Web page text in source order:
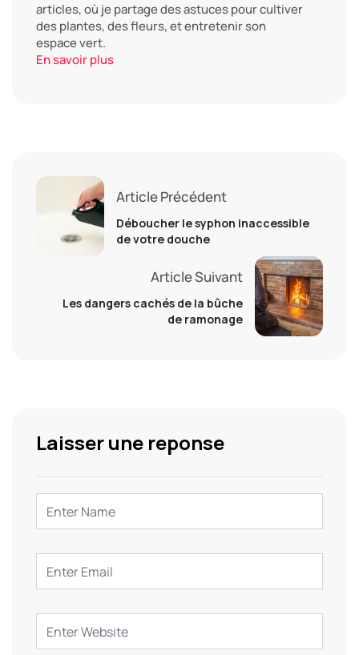
articles, où je partage des astuces pour cultiver
des plantes, des fleurs, et entretenir son
espace vert.
En savoir plus
Article Précédent
Déboucher le syphon inaccessible
de votre douche
Article Suivant
Les dangers cachés de la bûche
de ramonage
Laisser une reponse